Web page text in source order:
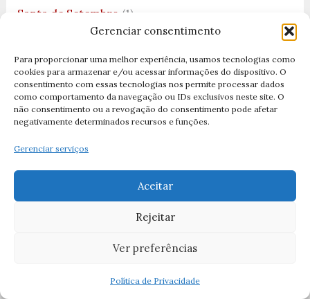
Gerenciar consentimento
Para proporcionar uma melhor experiência, usamos tecnologias como
cookies para armazenar e/ou acessar informações do dispositivo. O
consentimento com essas tecnologias nos permite processar dados
como comportamento da navegação ou IDs exclusivos neste site. O
não consentimento ou a revogação do consentimento pode afetar
negativamente determinados recursos e funções.
Gerenciar serviços
Aceitar
Rejeitar
Ver preferências
Política de Privacidade
Santa de Setembro (1)
Santa Efigênia(1)
Santa Inês(1)
Santa Luzia(2)
Santa Maria Goretti(1)
(2)